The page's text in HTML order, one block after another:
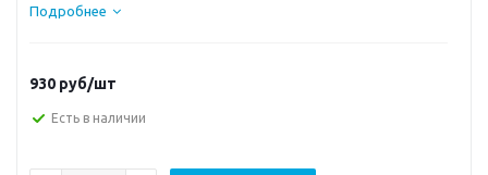
Подробнее
930 руб/шт
Есть в наличии